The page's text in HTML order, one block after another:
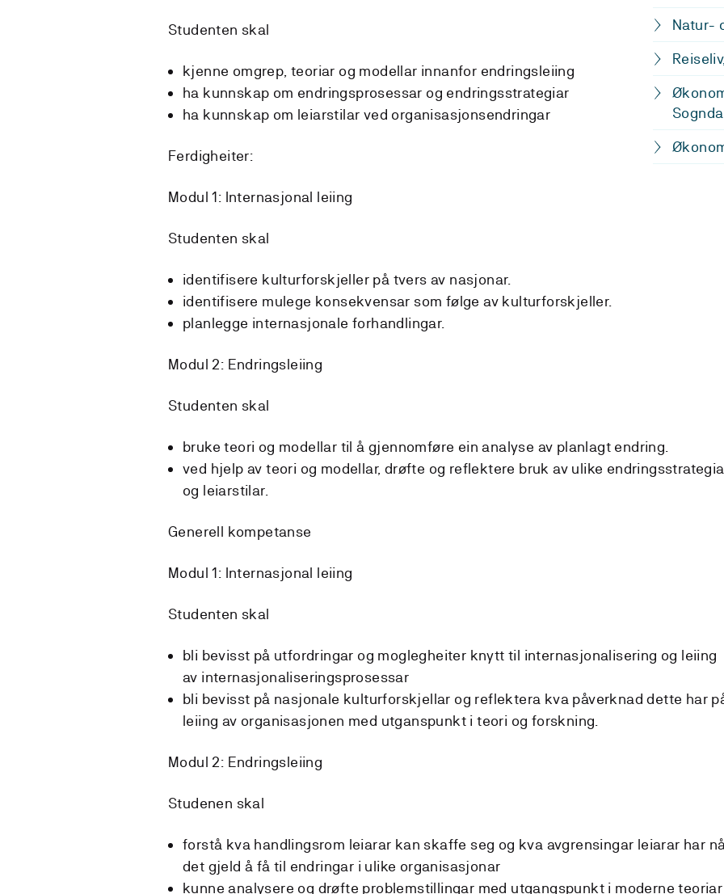
Natur-
Studenten skal
kjenne omgrep, teoriar og modellar innanfor endringsleiing
ha kunnskap om endringsprosessar og endringsstrategiar
ha kunnskap om leiarstilar ved organisasjonsendringar
Ferdigheiter:
Modul 1: Internasjonal leiing
Studenten skal
identifisere kulturforskjeller på tvers av nasjonar.
identifisere mulege konsekvensar som følge av kulturforskjeller.
planlegge internasjonale forhandlingar.
Modul 2: Endringsleiing
Studenten skal
bruke teori og modellar til å gjennomføre ein analyse av planlagt endring.
ved hjelp av teori og modellar, drøfte og reflektere bruk av ulike
og leiarstilar.
Generell kompetanse
Modul 1: Internasjonal leiing
Studenten skal
bli bevisst på utfordringar og moglegheiter knytt til internasjonalisering og leiing
av internasjonaliseringsprosessar
bli bevisst på nasjonale kulturforskjellar og reflektera kva påverknad dette har
leiing av organisasjonen med utganspunkt i teori og forskning.
Modul 2: Endringsleiing
Studenen skal
forstå kva handlingsrom leiarar kan skaffe seg og kva avgrensingar leiarar har
det gjeld å få til endringar i ulike organisasjonar
kunne analysere og drøfte problemstillingar med utgangspunkt i moderne teoriar